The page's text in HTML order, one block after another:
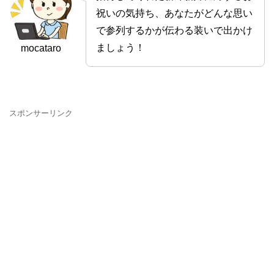
mocataro
祝いの気持ち、あなたがどんな思い
で参列するかが伝わる装いで出かけ
ましょう！
スポンサーリンク